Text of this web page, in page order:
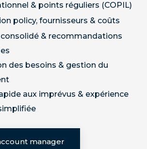
& points réguliers (COPIL)
policy, fournisseurs & coûts
& recommandations
des besoins & gestion du
aux imprévus & expérience
manager